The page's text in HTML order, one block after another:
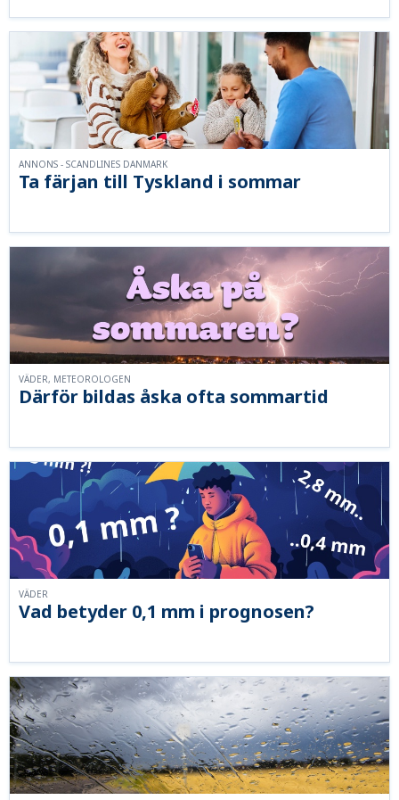
Ta färjan till Tyskland i sommar
ANNONS - SCANDLINES DANMARK
Därför bildas åska ofta sommartid
VÄDER, METEOROLOGEN
Vad betyder 0,1 mm i prognosen?
VÄDER